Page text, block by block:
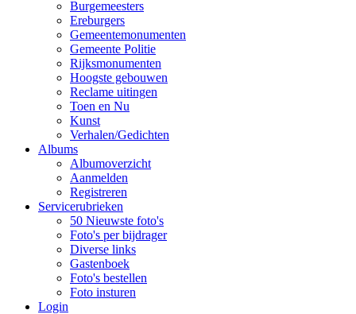
Burgemeesters
Ereburgers
Gemeentemonumenten
Gemeente Politie
Rijksmonumenten
Hoogste gebouwen
Reclame uitingen
Toen en Nu
Kunst
Verhalen/Gedichten
Albums
Albumoverzicht
Aanmelden
Registreren
Servicerubrieken
50 Nieuwste foto's
Foto's per bijdrager
Diverse links
Gastenboek
Foto's bestellen
Foto insturen
Login